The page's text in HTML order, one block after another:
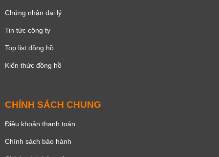
Chứng nhận đại lý
Tin tức công ty
Top list đồng hồ
Kiến thức đồng hồ
CHÍNH SÁCH CHUNG
Điều khoản thanh toán
Chính sách bảo hành